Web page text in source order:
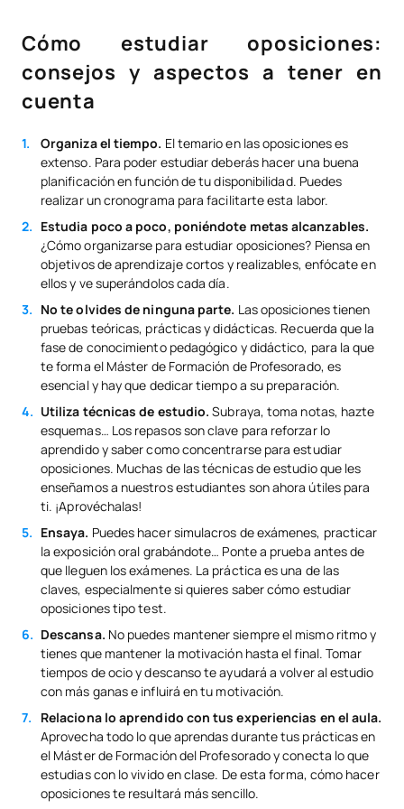
Cómo estudiar oposiciones:
consejos y aspectos a tener en
cuenta
Organiza el tiempo. El temario en las oposiciones es
extenso. Para poder estudiar deberás hacer una buena
planificación en función de tu disponibilidad. Puedes
realizar un cronograma para facilitarte esta labor.
Estudia poco a poco, poniéndote metas alcanzables.
¿Cómo organizarse para estudiar oposiciones? Piensa en
objetivos de aprendizaje cortos y realizables, enfócate en
ellos y ve superándolos cada día.
No te olvides de ninguna parte. Las oposiciones tienen
pruebas teóricas, prácticas y didácticas. Recuerda que la
fase de conocimiento pedagógico y didáctico, para la que
te forma el Máster de Formación de Profesorado, es
esencial y hay que dedicar tiempo a su preparación.
Utiliza técnicas de estudio.Subraya, toma notas, hazte
esquemas… Los repasos son clave para reforzar lo
aprendido y saber como concentrarse para estudiar
oposiciones. Muchas de las técnicas de estudio que les
enseñamos a nuestros estudiantes son ahora útiles para
ti. ¡Aprovéchalas!
Ensaya. Puedes hacer simulacros de exámenes, practicar
la exposición oral grabándote… Ponte a prueba antes de
que lleguen los exámenes. La práctica es una de las
claves, especialmente si quieres saber cómo estudiar
oposiciones tipo test.
Descansa. No puedes mantener siempre el mismo ritmo y
tienes que mantener la motivación hasta el final. Tomar
tiempos de ocio y descanso te ayudará a volver al estudio
con más ganas e influirá en tu motivación.
Relaciona lo aprendido con tus experiencias en el aula.
Aprovecha todo lo que aprendas durante tus prácticas en
el Máster de Formación del Profesorado y conecta lo que
estudias con lo vivido en clase. De esta forma, cómo hacer
oposiciones te resultará más sencillo.